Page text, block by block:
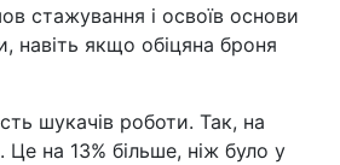
стажування і освоїв основи
навіть якщо обіцяна броня
шукачів роботи. Так, на
на 13% більше, ніж було у